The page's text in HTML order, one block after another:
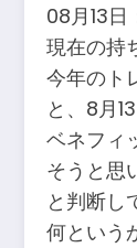
08月13日
現在の持
今年のト
と、8月
ベネフィ
そうと思
と判断し
何という